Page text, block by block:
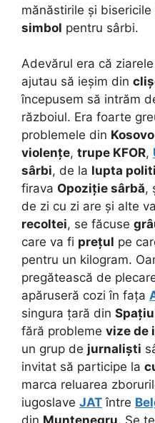
mănăstirile și
simbol pentru sârbi.
Adevărul era că
ajutau să ieșim din
începusem să intrăm
războiul. Era foarte
problemele din Kosovo
violențe, trupe KFOR,
sârbi, de la lupta
firava Opoziție sârbă,
de zi cu zi are și alte
recoltei, se făcuse
care va fi prețul pe
pentru un kilogram.
pregătească de
apăruseră cozi în fața
singura țară din
fără probleme vize de
un grup de jurnaliști
invitat să participe la
marca reluarea
iugoslave JAT între
din Muntenegru. Se